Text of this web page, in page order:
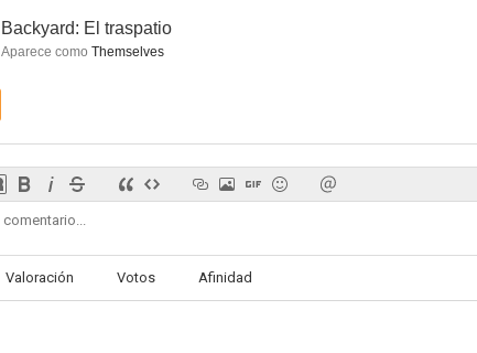
Backyard: El traspatio
Aparece como Themselves
Valoración Votos Afinidad